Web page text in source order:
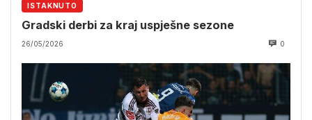
ISTAKNUTO
Gradski derbi za kraj uspješne sezone
26/05/2026 0